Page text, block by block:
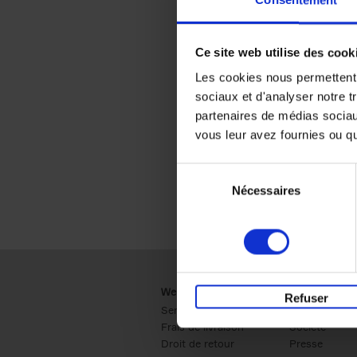
Ce site web utilise des
Les cookies nous
sociaux et d'analyser notre
partenaires de médias
vous leur avez fournies ou
Nécessaires
Refuser
Webshop
Service clients
Frais de livraison
Droit de retour
Business
Ventes
Société
Presse